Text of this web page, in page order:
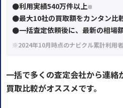
●利用実績540万件以上※
●最大10社の買取額をカンタン比
●一括査定依頼後に、最新の相場
※2024年10月時点のナビクル累計利用
一括で多くの査定会社から連
買取比較がオススメです。